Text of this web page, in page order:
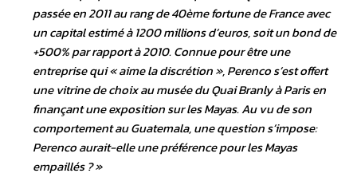
passée en 2011 au rang de 40ème fortune de France avec
un capital estimé à 1200 millions d’euros, soit un bond de
+500% par rapport à 2010. Connue pour être une
entreprise qui « aime la discrétion », Perenco s’est offert
une vitrine de choix au musée du Quai Branly à Paris en
finançant une exposition sur les Mayas. Au vu de son
comportement au Guatemala, une question s’impose:
Perenco aurait-elle une préférence pour les Mayas
empaillés ? »